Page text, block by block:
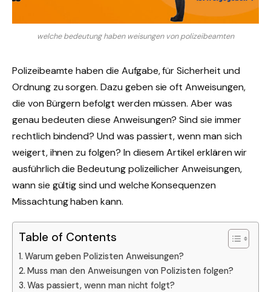
welche bedeutung haben weisungen von polizeibeamten
Polizeibeamte haben die Aufgabe, für Sicherheit und
Ordnung zu sorgen. Dazu geben sie oft Anweisungen,
die von Bürgern befolgt werden müssen. Aber was
genau bedeuten diese Anweisungen? Sind sie immer
rechtlich bindend? Und was passiert, wenn man sich
weigert, ihnen zu folgen? In diesem Artikel erklären wir
ausführlich die Bedeutung polizeilicher Anweisungen,
wann sie gültig sind und welche Konsequenzen
Missachtung haben kann.
Table of Contents
Warum geben Polizisten Anweisungen?
Muss man den Anweisungen von Polizisten folgen?
Was passiert, wenn man nicht folgt?